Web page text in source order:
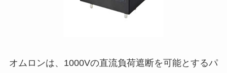
オムロンは、1000Vの直流負荷遮断を可能とするパ